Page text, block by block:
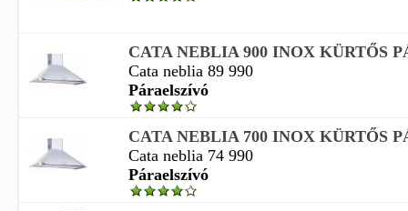
CATA NEBLIA 900 INOX KÜRTŐS
Cata neblia 89 990
Páraelszívó
CATA NEBLIA 700 INOX KÜRTŐS
Cata neblia 74 990
Páraelszívó